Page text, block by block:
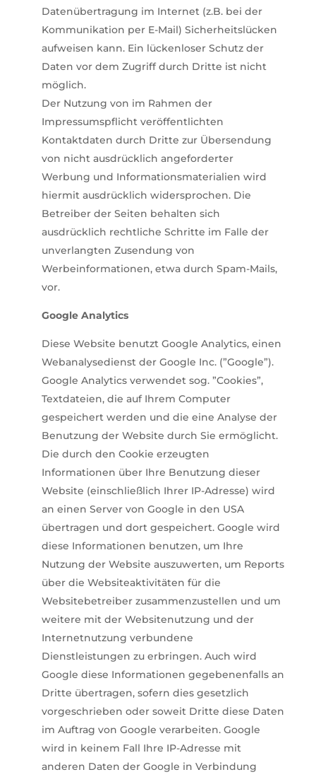
Datenübertragung im Internet (z.B. bei der
Kommunikation per E-Mail) Sicherheitslücken
aufweisen kann. Ein lückenloser Schutz der
Daten vor dem Zugriff durch Dritte ist nicht
möglich.
Der Nutzung von im Rahmen der
Impressumspflicht veröffentlichten
Kontaktdaten durch Dritte zur Übersendung
von nicht ausdrücklich angeforderter
Werbung und Informationsmaterialien wird
hiermit ausdrücklich widersprochen. Die
Betreiber der Seiten behalten sich
ausdrücklich rechtliche Schritte im Falle der
unverlangten Zusendung von
Werbeinformationen, etwa durch Spam-Mails,
vor.
Google Analytics
Diese Website benutzt Google Analytics, einen
Webanalysedienst der Google Inc. (”Google”).
Google Analytics verwendet sog. ”Cookies”,
Textdateien, die auf Ihrem Computer
gespeichert werden und die eine Analyse der
Benutzung der Website durch Sie ermöglicht.
Die durch den Cookie erzeugten
Informationen über Ihre Benutzung dieser
Website (einschließlich Ihrer IP-Adresse) wird
an einen Server von Google in den USA
übertragen und dort gespeichert. Google wird
diese Informationen benutzen, um Ihre
Nutzung der Website auszuwerten, um Reports
über die Websiteaktivitäten für die
Websitebetreiber zusammenzustellen und um
weitere mit der Websitenutzung und der
Internetnutzung verbundene
Dienstleistungen zu erbringen. Auch wird
Google diese Informationen gegebenenfalls an
Dritte übertragen, sofern dies gesetzlich
vorgeschrieben oder soweit Dritte diese Daten
im Auftrag von Google verarbeiten. Google
wird in keinem Fall Ihre IP-Adresse mit
anderen Daten der Google in Verbindung